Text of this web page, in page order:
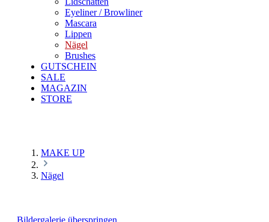
Eyeliner / Browliner
Mascara
Lippen
Nägel
Brushes
GUTSCHEIN
SALE
MAGAZIN
STORE
MAKE UP
Nägel
Bildergalerie überspringen